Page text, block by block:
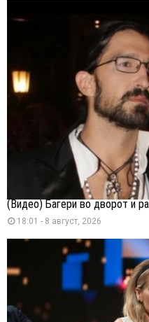
(Видео) Багери во дворот и
18:01 - 8 август, 2026